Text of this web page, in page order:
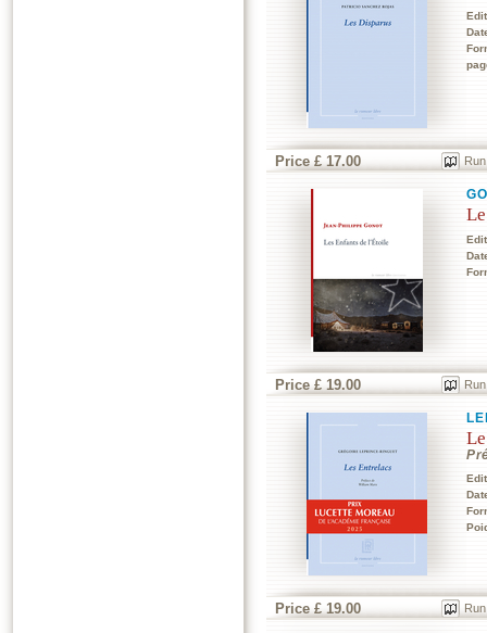
Price £ 17.00
Price £ 19.00
Price £ 19.00